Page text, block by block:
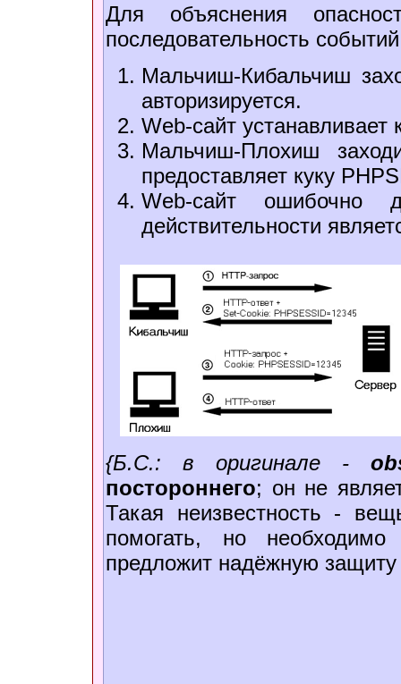
Для объяснения
последовательность
Мальчиш-Кибальчиш
авторизируется.
Web-сайт устанавливает
Мальчиш-Плохиш
предоставляет куку
Web-сайт ошибочно
действительности
{Б.С.: в оригинале -
постороннего; он не
Такая неизвестность -
помогать, но
предложит надёжную защиту